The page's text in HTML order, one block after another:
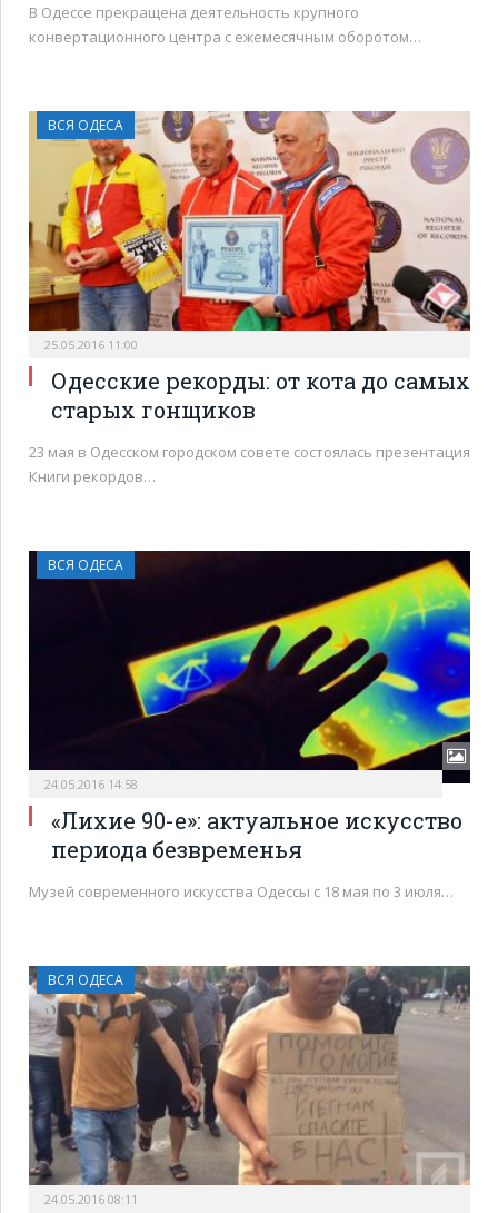
В Одессе прекращена деятельность крупного
конвертационного центра с ежемесячным оборотом…
ВСЯ ОДЕСА
25.05.2016 11:00
Одесские рекорды: от кота до самых
старых гонщиков
23 мая в Одесском городском совете состоялась презентация
Книги рекордов…
ВСЯ ОДЕСА
24.05.2016 14:58
«Лихие 90-е»: актуальное искусство
периода безвременья
Музей современного искусства Одессы с 18 мая по 3 июля…
ВСЯ ОДЕСА
24.05.2016 08:11